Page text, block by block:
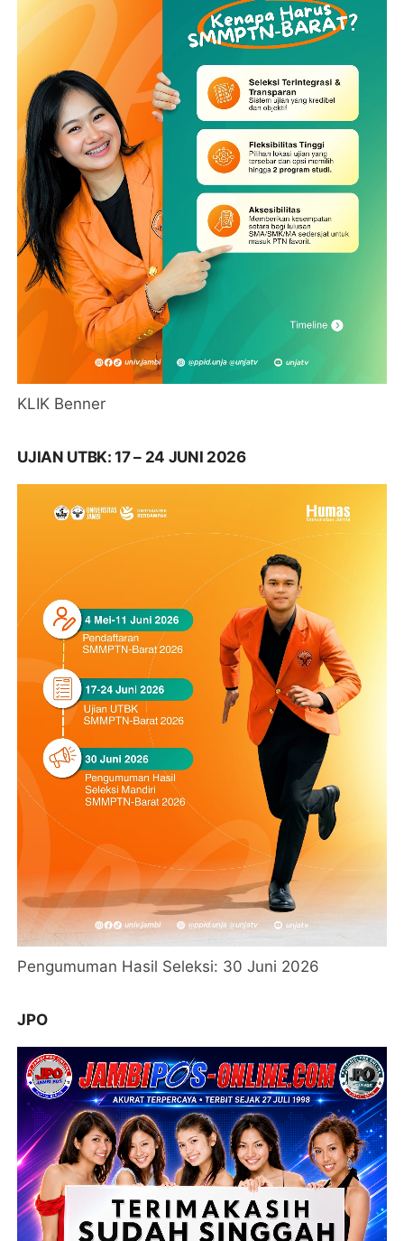
KLIK Benner
UJIAN UTBK: 17 – 24 JUNI 2026
Pengumuman Hasil Seleksi: 30 Juni 2026
JPO